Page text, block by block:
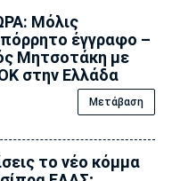
Μόλις
έγγραφο –
Μητσοτάκη με
στην Ελλάδα
Μετάβαση
το νέο κόμμα